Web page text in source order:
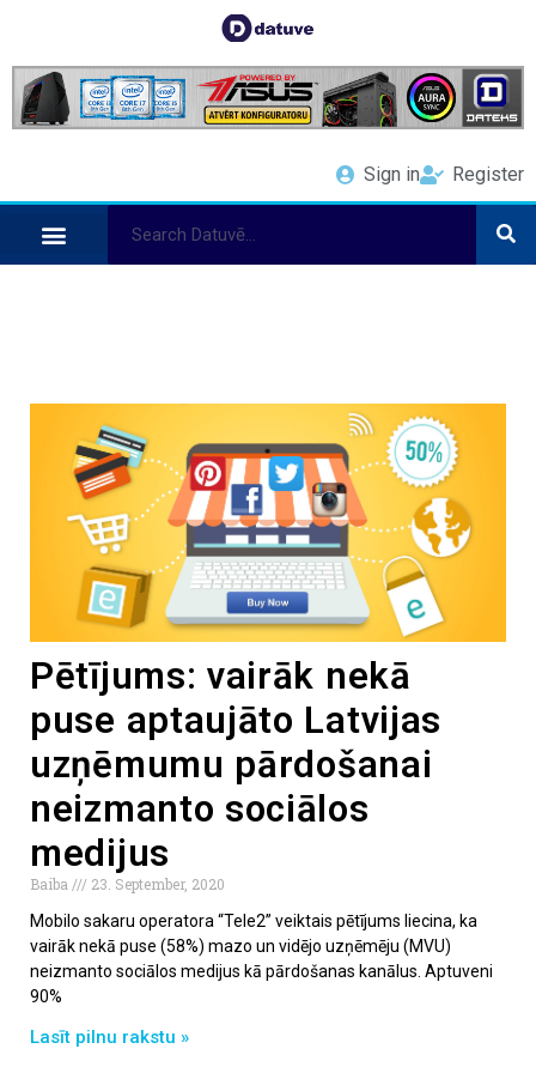
Sign in Register
Pētījums: vairāk nekā
puse aptaujāto Latvijas
uzņēmumu pārdošanai
neizmanto sociālos
medijus
Baiba
23. September, 2020
Mobilo sakaru operatora “Tele2” veiktais pētījums liecina, ka
vairāk nekā puse (58%) mazo un vidējo uzņēmēju (MVU)
neizmanto sociālos medijus kā pārdošanas kanālus. Aptuveni
90%
Lasīt pilnu rakstu »